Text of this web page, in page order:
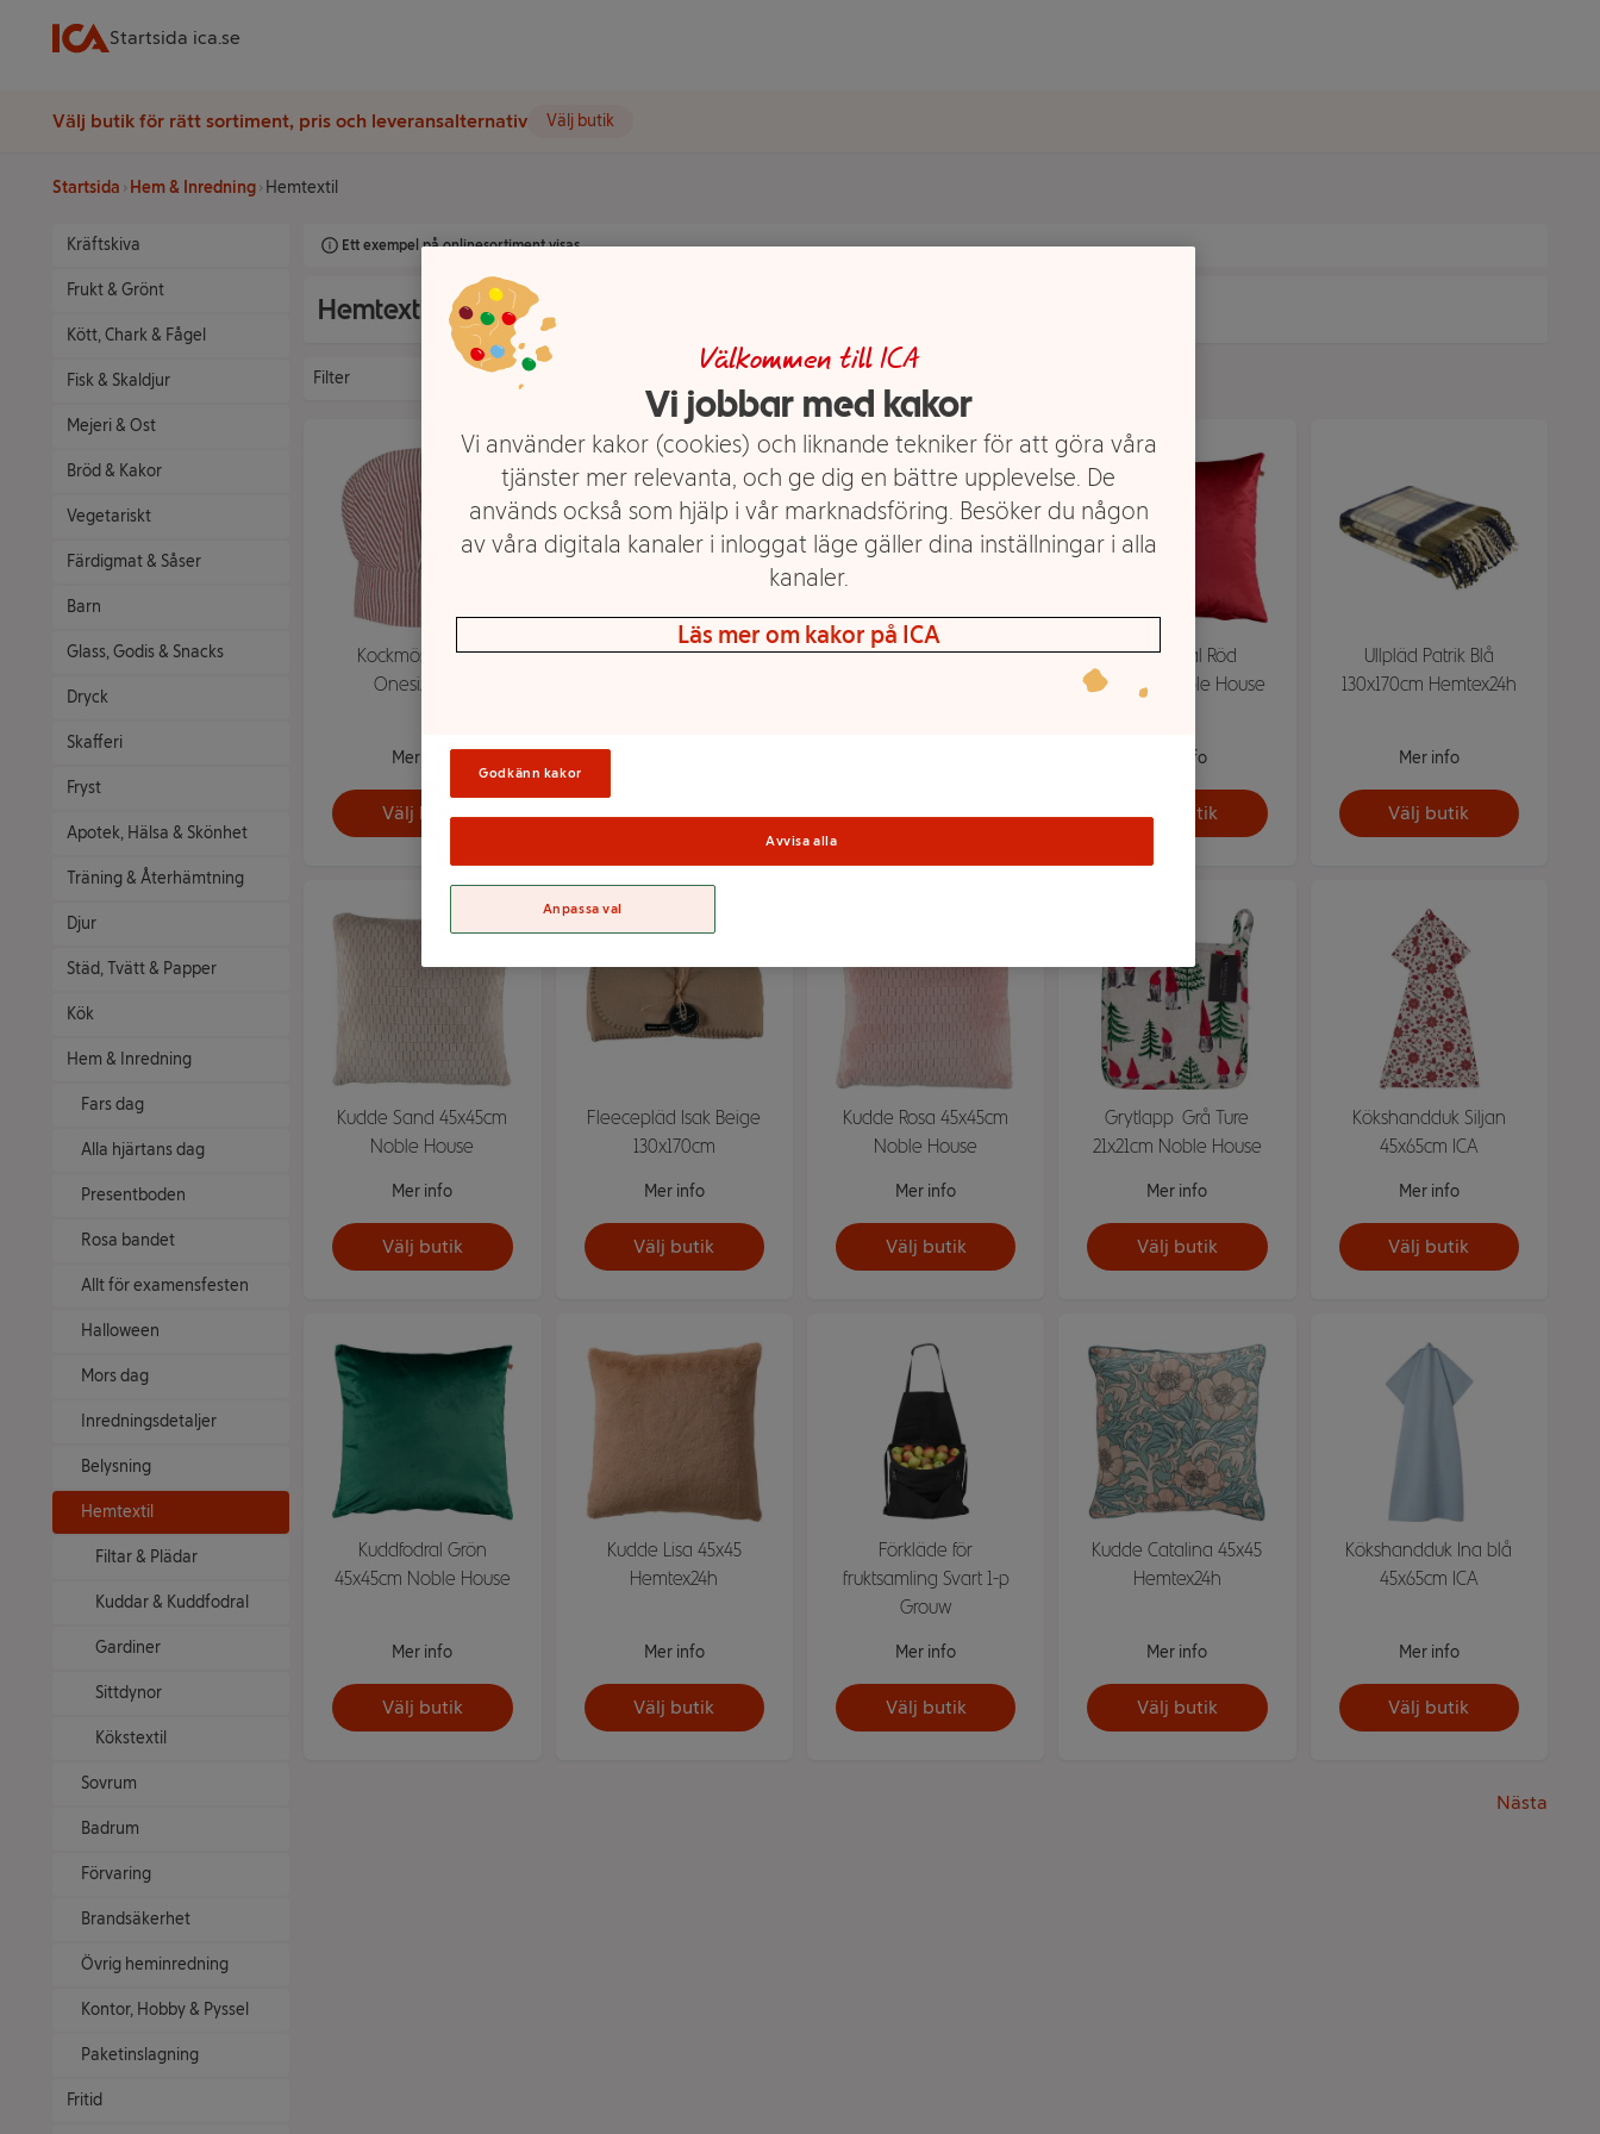
Startsida ica.se
Välj butik för rätt sortiment, pris och leveransalternativ Välj butik
Startsida Hem & Inredning Hemtextil
Kräftskiva
Frukt & Grönt
Kött, Chark & Fågel
Fisk & Skaldjur
Mejeri & Ost
Bröd & Kakor
Vegetariskt
Färdigmat & Såser
Barn
Glass, Godis & Snacks
Dryck
Skafferi
Fryst
Apotek, Hälsa & Skönhet
Träning & Återhämtning
Djur
Städ, Tvätt & Papper
Kök
Hem & Inredning
Fars dag
Alla hjärtans dag
Presentboden
Rosa bandet
Allt för examensfesten
Halloween
Mors dag
Inredningsdetaljer
Belysning
Hemtextil
Filtar & Plädar
Kuddar & Kuddfodral
Gardiner
Sittdynor
Kökstextil
Sovrum
Badrum
Förvaring
Brandsäkerhet
Övrig heminredning
Kontor, Hobby & Pyssel
Paketinslagning
Fritid
Ett exempel på onlinesortiment visas.
Hemtextil
Filter
Kockmössa Barn
Onesize ICA
Mer info
Välj butik
Kudde Sand 45x45cm
Välj butik
Pläd Irina Bomull
Välj butik
Kuddfodral Röd
45x45cm Noble House
Mer info
Välj butik
Ullpläd Patrik Blå
130x170cm Hemtex24h
Mer info
Välj butik
Kudde Sand 45x45cm
Noble House
Mer info
Välj butik
Fleecepläd Isak Beige
130x170cm
Mer info
Välj butik
Kudde Rosa 45x45cm
Noble House
Mer info
Välj butik
Grytlapp Grå Ture
21x21cm Noble House
Mer info
Välj butik
Kökshandduk Siljan
45x65cm ICA
Mer info
Välj butik
Kuddfodral Grön
45x45cm Noble House
Mer info
Välj butik
Kudde Lisa 45x45
Hemtex24h
Mer info
Välj butik
Förkläde för
fruktsamling Svart 1-p
Grouw
Mer info
Välj butik
Kudde Catalina 45x45
Hemtex24h
Mer info
Välj butik
Kökshandduk Ina blå
45x65cm ICA
Mer info
Välj butik
Nästa
Välkommen till ICA
Vi jobbar med kakor
Vi använder kakor (cookies) och liknande tekniker för att göra våra
tjänster mer relevanta, och ge dig en bättre upplevelse. De
används också som hjälp i vår marknadsföring. Besöker du någon
av våra digitala kanaler i inloggat läge gäller dina inställningar i alla
kanaler.
Läs mer om kakor på ICA
Godkänn kakor
Avvisa alla
Anpassa val